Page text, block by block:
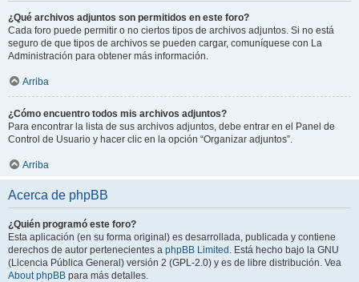
¿Qué archivos adjuntos son permitidos en este foro?
Cada foro puede permitir o no ciertos tipos de archivos adjuntos. Si no está
seguro de que tipos de archivos se pueden cargar, comuníquese con La
Administración para obtener más información.
Arriba
¿Cómo encuentro todos mis archivos adjuntos?
Para encontrar la lista de sus archivos adjuntos, debe entrar en el Panel de
Control de Usuario y hacer clic en la opción “Organizar adjuntos”.
Arriba
Acerca de phpBB
¿Quién programó este foro?
Esta aplicación (en su forma original) es desarrollada, publicada y contiene
derechos de autor pertenecientes a phpBB Limited . Está hecho bajo la GNU
(Licencia Pública General) versión 2 (GPL-2.0) y es de libre distribución. Vea
About phpBB para más detalles.